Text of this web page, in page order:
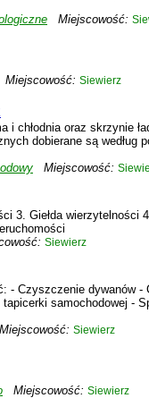
Miejscowość:
Miejscowość: Siewierz
i chłodnia oraz skrzynie
dobierane są według
Miejscowość:
3. Giełda wierzytelności
Siewierz
- Czyszczenie dywanów -
samochodowej -
Siewierz
Miejscowość: Siewierz